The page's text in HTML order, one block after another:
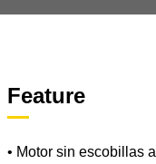
Feature
• Motor sin escobillas